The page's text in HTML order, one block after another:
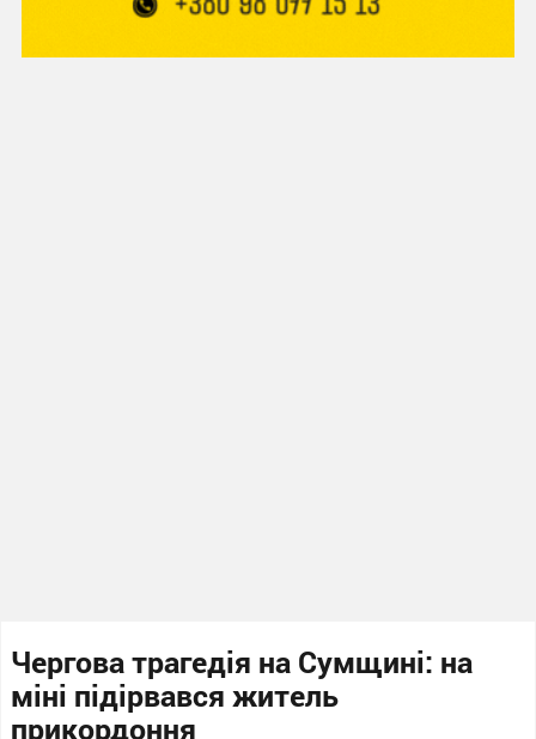
Чергова трагедія на Сумщині: на
міні підірвався житель
прикордоння